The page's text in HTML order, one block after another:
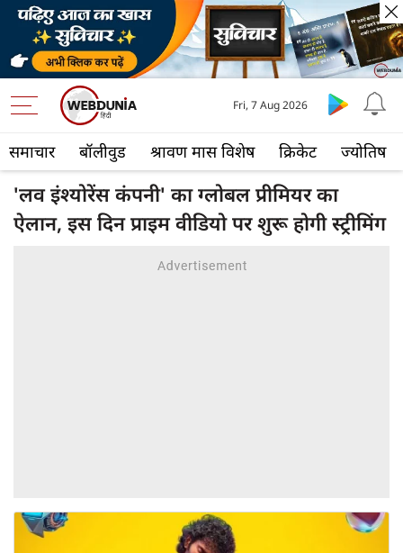
समाचार बॉलीवुड श्रावण मास विशेष क्रिकेट ज्योतिष
Fri, 7 Aug 2026
'लव इंश्योरेंस कंपनी' का ग्लोबल प्रीमियर का
ऐलान, इस दिन प्राइम वीडियो पर शुरू होगी स्ट्रीमिंग